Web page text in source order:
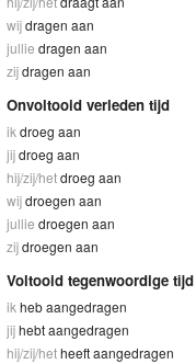
wijdragen aan
jullie dragen aan
zijdragen aan
Onvoltooid verleden tijd
ik droeg aan
jijdroeg aan
hij/zij/hetdroeg aan
wijdroegen aan
jullie droegen aan
zijdroegen aan
Voltooid tegenwoordige tijd
ikheb aangedragen
jijhebt aangedragen
hij/zij/hetheeft aangedragen